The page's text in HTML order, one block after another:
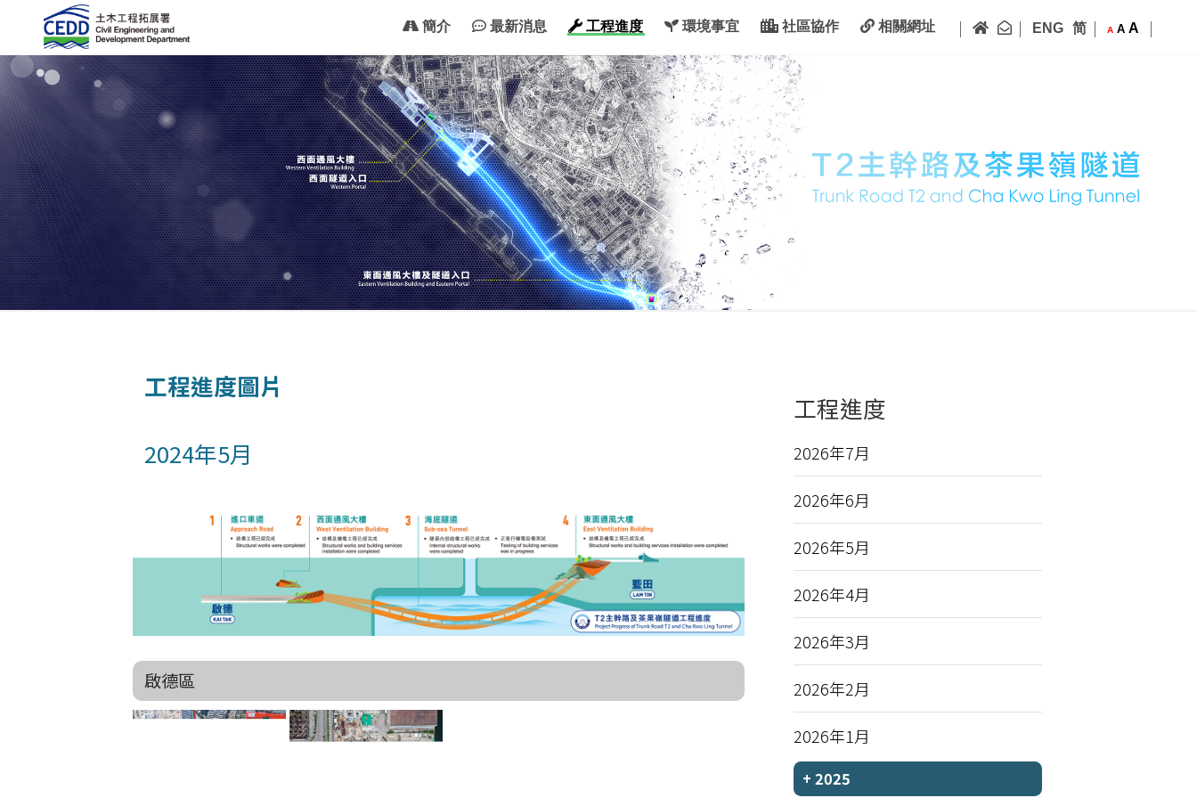
簡介 最新消息 工程進度 環境事宜 社區協作 相關網址 | 主頁聯絡我們
| ENG 简 | A A A |
工程進度圖片
2024年5月
啟德區
工程進度
2026年7月
2026年6月
2026年5月
2026年4月
2026年3月
2026年2月
2026年1月
+ 2025